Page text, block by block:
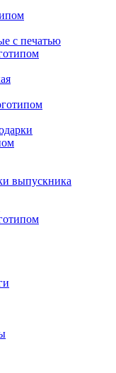
с печатью
выпускника